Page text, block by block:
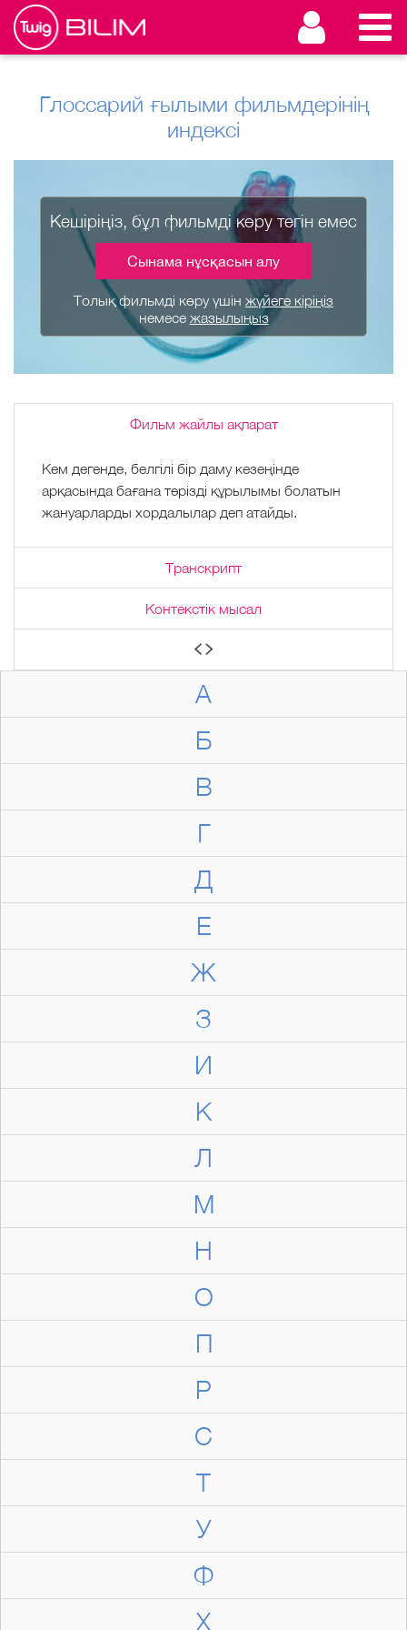
Глоссарий ғылыми фильмдерінің
индексі
А
Б
В
Г
Д
Е
Ж
З
И
К
Л
М
Н
О
П
Р
С
Т
У
Ф
Х
Кешіріңіз, бұл фильмді көру тегін емес
Сынама нұсқасын алу
Толық фильмді көру үшін жүйеге кіріңіз
немесе жазылыңыз
Фильм жайлы ақпарат
Кем дегенде, белгілі бір даму кезеңінде
арқасында бағана тәрізді құрылымы болатын
жануарларды хордалылар деп атайды.
Транскрипт
Контекстік мысал